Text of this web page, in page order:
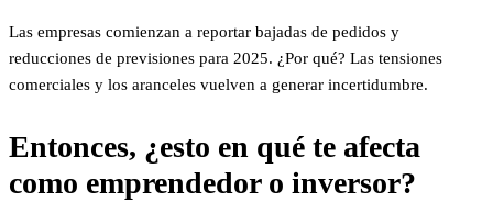
Las empresas comienzan a reportar bajadas de pedidos y
reducciones de previsiones para 2025. ¿Por qué? Las tensiones
comerciales y los aranceles vuelven a generar incertidumbre.
Entonces, ¿esto en qué te afecta
como emprendedor o inversor?